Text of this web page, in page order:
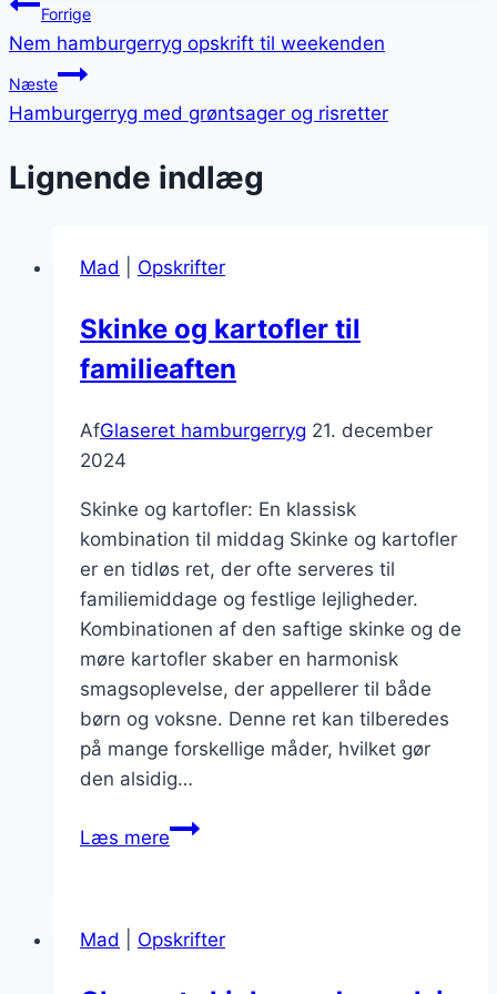
Indlægsnavigation
Forrige
Nem hamburgerryg opskrift til weekenden
Næste
Hamburgerryg med grøntsager og risretter
Lignende indlæg
Mad Opskrifter
Skinke og kartofler til
familieaften
AfGlaseret hamburgerryg 21. december
2024
Skinke og kartofler: En klassisk
kombination til middag Skinke og kartofler
er en tidløs ret, der ofte serveres til
familiemiddage og festlige lejligheder.
Kombinationen af den saftige skinke og de
møre kartofler skaber en harmonisk
smagsoplevelse, der appellerer til både
børn og voksne. Denne ret kan tilberedes
på mange forskellige måder, hvilket gør
den alsidig…
Læs mereSkinke
familieaften
Mad Opskrifter